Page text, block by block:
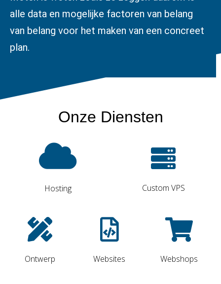
alle data en mogelijke factoren van belang
van belang voor het maken van een concreet
plan.
Onze Diensten
Hosting Custom VPS
Ontwerp Websites Webshops